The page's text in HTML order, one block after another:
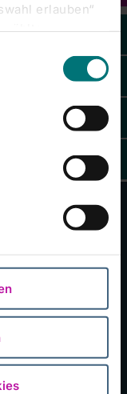
erlauben“
Sie können
Ihre